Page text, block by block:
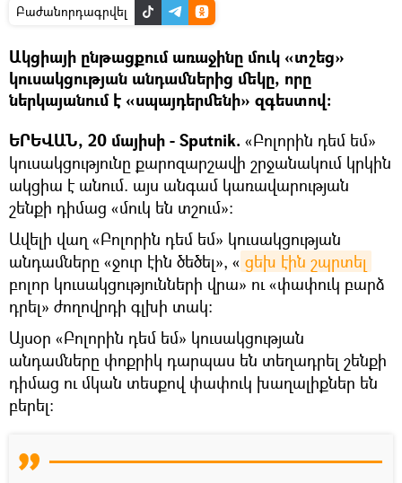
Բաժանորդագրվել
Ակցիայի ընթացքում առաջինը մուկ «տշեց»
կուսակցության անդամներից մեկը, որը
ներկայանում է «սպայդերմենի» զգեստով։
ԵՐԵՎԱՆ, 20 մայիսի - Sputnik. «Բոլորին դեմ եմ»
կուսակցությունը քարոզարշավի շրջանակում կրկին
ակցիա է անում. այս անգամ կառավարության
շենքի դիմաց «մուկ են տշում»։
Ավելի վաղ «Բոլորին դեմ եմ» կուսակցության
անդամները «ջուր էին ծեծել», « ցեխ էին շպրտել
բոլոր կուսակցությունների վրա» ու «փափուկ բարձ
դրել» ժողովրդի գլխի տակ։
Այսօր «Բոլորին դեմ եմ» կուսակցության
անդամները փոքրիկ դարպաս են տեղադրել շենքի
դիմաց ու մկան տեսքով փափուկ խաղալիքներ են
բերել։